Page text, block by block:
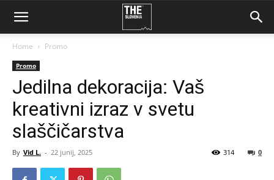
Home Promo
Promo
Jedilna dekoracija: Vaš
kreativni izraz v svetu
slaščičarstva
By Vid L. - 22 junij, 2025 0
314